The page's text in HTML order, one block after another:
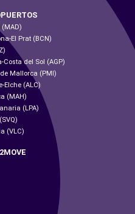
El Prat (BCN)
del Sol (AGP)
Mallorca (PMI)
Elche (ALC)
(MAH)
(LPA)
(VLC)